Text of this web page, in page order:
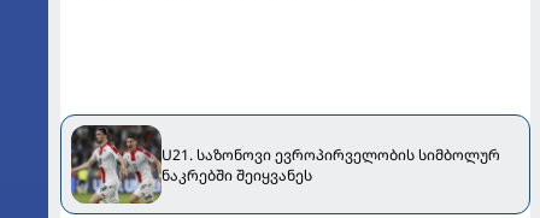
U21. საზონოვი ევროპირველობის სიმბოლურ
ნაკრებში შეიყვანეს